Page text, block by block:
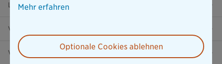
Lob & Kritik
Versicherung in der Nähe
Vertrag widerrufen
Mehr erfahren
Optionale Cookies ablehnen